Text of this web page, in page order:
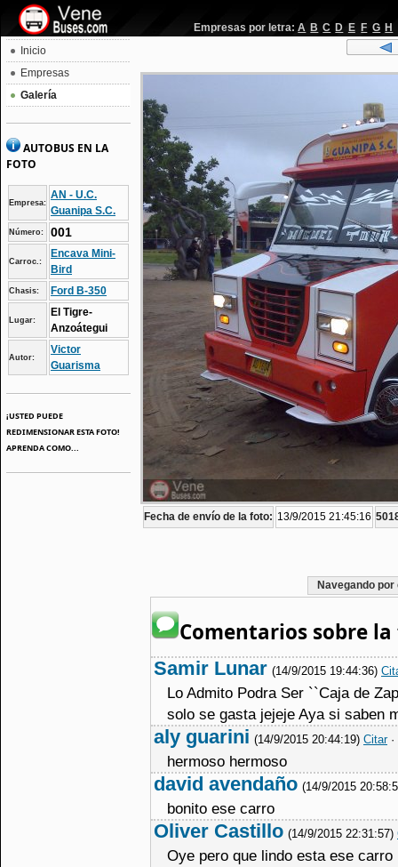
Empresas por letra: A B C D E F G H
Inicio
Empresas
Galería
AUTOBUS EN LA
FOTO
Empresa:
AN - U.C.
Guanipa S.C.
Número: 001
Carroc.:
Encava Mini-
Bird
Chasis: Ford B-350
Lugar:
El Tigre-
Anzoátegui
Autor:
Victor
Guarisma
¡USTED PUEDE
REDIMENSIONAR ESTA FOTO!
APRENDA COMO...
Fecha de envío de la foto: 13/9/2015 21:45:16
Navegando
Comentarios sobre
Samir Lunar (14/9/2015 19:44:36)
Lo Admito Podra Ser ``Caja de
solo se gasta jejeje Aya si saben
aly guarini (14/9/2015 20:44:19) Citar·
hermoso hermoso
david avendaño (14/9/2015
bonito ese carro
Oliver Castillo (14/9/2015 22:31:57)
Oye pero que lindo esta ese carro